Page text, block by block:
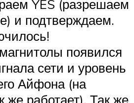
YES (разрешаем
и подтверждаем.
появился
сети и уровень
Айфона (на
же работает). Так же